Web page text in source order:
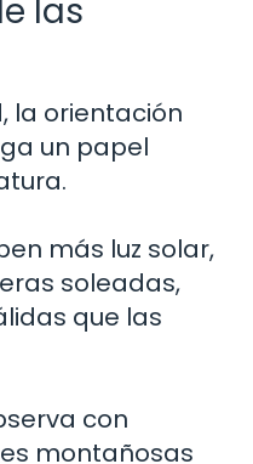
las
la orientación
un papel
más luz solar,
soleadas,
que las
con
montañosas